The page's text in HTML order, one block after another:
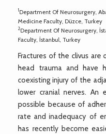
1Department Of Neurosurgery,
Medicine Faculty, Düzce, Turkey
2Department Of Neurosurgery,
Faculty, İstanbul, Turkey
Fractures of the clivus
head trauma and have
coexisting injury of the
lower cranial nerves.
possible because of
rate and inadequacy of
has recently become